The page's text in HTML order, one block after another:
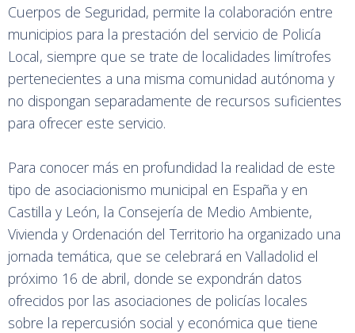
Cuerpos de Seguridad, permite la colaboración entre
municipios para la prestación del servicio de Policía
Local, siempre que se trate de localidades limítrofes
pertenecientes a una misma comunidad autónoma y
no dispongan separadamente de recursos suficientes
para ofrecer este servicio.
Para conocer más en profundidad la realidad de este
tipo de asociacionismo municipal en España y en
Castilla y León, la Consejería de Medio Ambiente,
Vivienda y Ordenación del Territorio ha organizado una
jornada temática, que se celebrará en Valladolid el
próximo 16 de abril, donde se expondrán datos
ofrecidos por las asociaciones de policías locales
sobre la repercusión social y económica que tiene